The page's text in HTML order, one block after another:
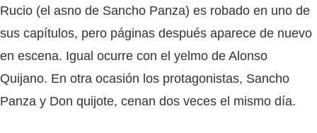
Rucio (el asno de Sancho Panza) es robado en uno de
sus capítulos, pero páginas después aparece de nuevo
en escena. Igual ocurre con el yelmo de Alonso
Quijano. En otra ocasión los protagonistas, Sancho
Panza y Don quijote, cenan dos veces el mismo día.